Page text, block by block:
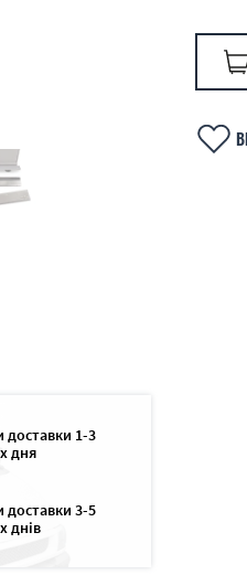
доставки 1-3
дня
доставки 3-5
днів